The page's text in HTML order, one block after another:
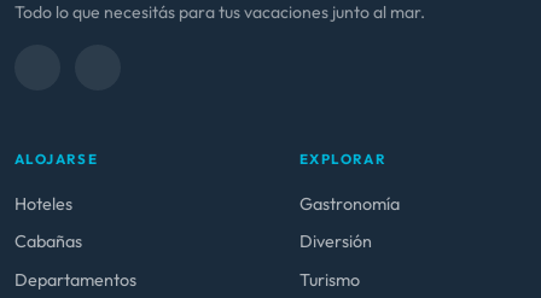
Todo lo que necesitás para tus vacaciones junto al mar.
ALOJARSE
Hoteles
Cabañas
Departamentos
EXPLORAR
Gastronomía
Diversión
Turismo